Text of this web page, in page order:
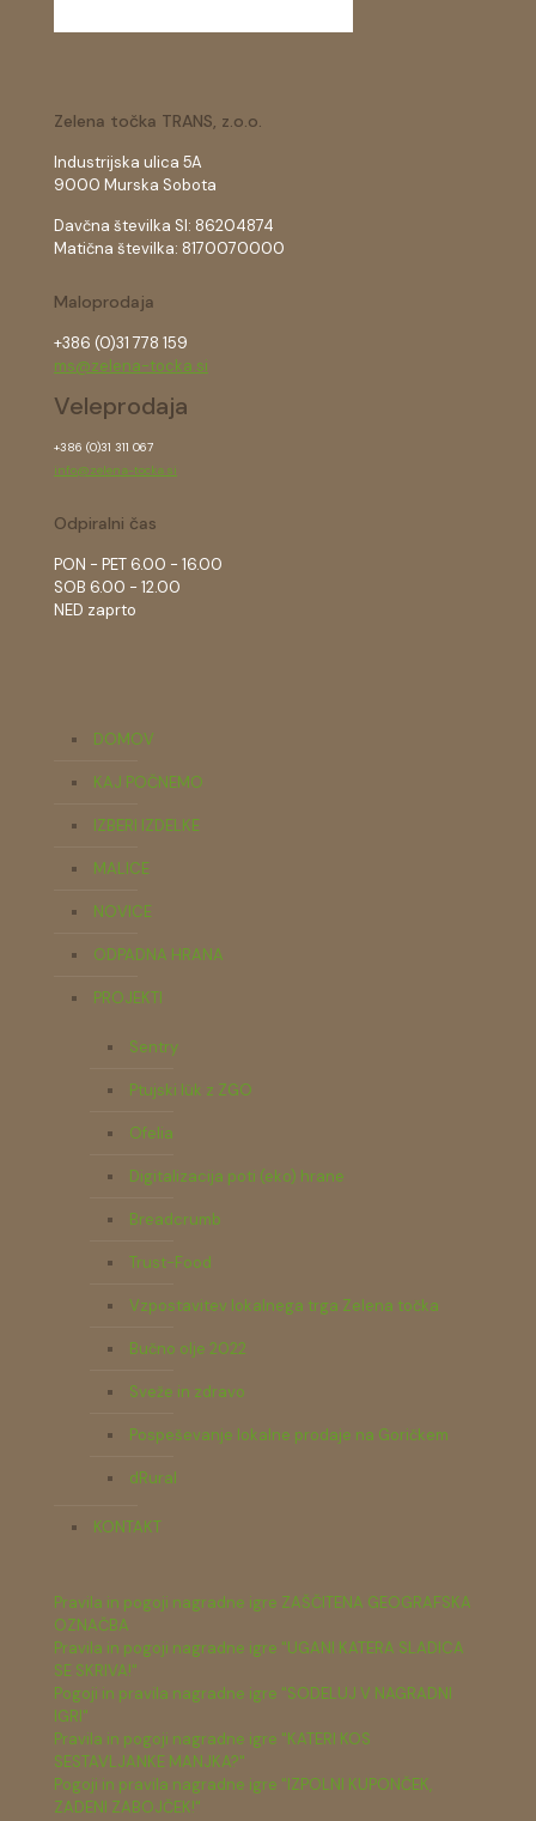
Zelena točka TRANS, z.o.o.
Industrijska ulica 5A
9000 Murska Sobota
Davčna številka SI: 86204874
Matična številka: 8170070000
Maloprodaja
+386 (0)31 778 159
ms@zelena-tocka.si
Veleprodaja
+386 (0)31 311 067
info@zelena-tocka.si
Odpiralni čas
PON - PET 6.00 - 16.00
SOB 6.00 - 12.00
NED zaprto
DOMOV
KAJ POČNEMO
IZBERI IZDELKE
MALICE
NOVICE
ODPADNA HRANA
PROJEKTI
Sentry
Ptujski lük z ZGO
Ofelia
Digitalizacija poti (eko) hrane
Breadcrumb
Trust-Food
Vzpostavitev lokalnega trga Zelena točka
Bučno olje 2022
Sveže in zdravo
Pospeševanje lokalne prodaje na Goričkem
dRural
KONTAKT
Pravila in pogoji nagradne igre ZAŠČITENA GEOGRAFSKA
OZNAČBA
Pravila in pogoji nagradne igre "UGANI KATERA SLADICA
SE SKRIVA!"
Pogoji in pravila nagradne igre "SODELUJ V NAGRADNI
IGRI"
Pravila in pogoji nagradne igre "KATERI KOS
SESTAVLJANKE MANJKA?"
Pogoji in pravila nagradne igre "IZPOLNI KUPONČEK,
ZADENI ZABOJČEK!"